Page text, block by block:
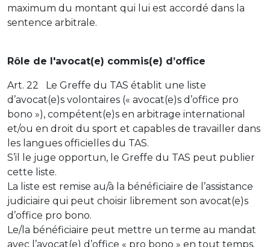
maximum du montant qui lui est accordé dans la
sentence arbitrale.
Rôle de l'avocat(e) commis(e) d’office
Art. 22 Le Greffe du TAS établit une liste
d’avocat(e)s volontaires (« avocat(e)s d’office pro
bono »), compétent(e)s en arbitrage international
et/ou en droit du sport et capables de travailler dans
les langues officielles du TAS.
S’il le juge opportun, le Greffe du TAS peut publier
cette liste.
La liste est remise au/à la bénéficiaire de l’assistance
judiciaire qui peut choisir librement son avocat(e)s
d’office pro bono.
Le/la bénéficiaire peut mettre un terme au mandat
avec l’avocat(e) d’office « pro bono » en tout temps.